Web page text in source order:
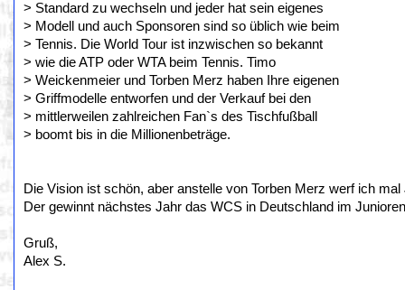
> Standard zu wechseln und jeder hat sein eigenes
> Modell und auch Sponsoren sind so üblich wie beim
> Tennis. Die World Tour ist inzwischen so bekannt
> wie die ATP oder WTA beim Tennis. Timo
> Weickenmeier und Torben Merz haben Ihre eigenen
> Griffmodelle entworfen und der Verkauf bei den
> mittlerweilen zahlreichen Fan`s des Tischfußball
> boomt bis in die Millionenbeträge.
Die Vision ist schön, aber anstelle von Torben Merz werf ich
Der gewinnt nächstes Jahr das WCS in Deutschland im
Gruß,
Alex S.